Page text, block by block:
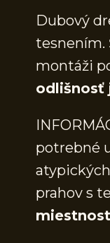
Dubový
tesnením.
montáži
odlišnosť
potrebné
prahov s